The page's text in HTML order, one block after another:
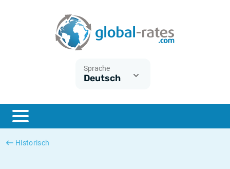
Sprache
Deutsch
Historisch
ESTER
SONIA
Was ist die VPI-Inflation?
Was ist die HVPI-Inflation?
Deutsche inflation
Europäische inflation
Historische Euribor-Sätze
Historische ESTER-Sätze
Historische SOFR-Sätze
Historische SONIA-Sätze
Inflationsrechner